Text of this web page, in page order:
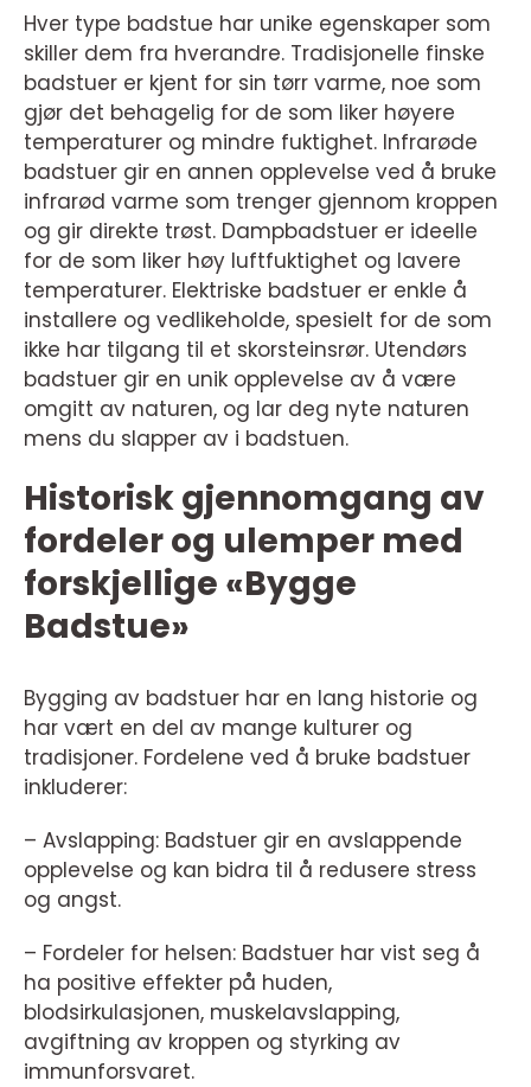
Hver type badstue har unike egenskaper som
skiller dem fra hverandre. Tradisjonelle finske
badstuer er kjent for sin tørr varme, noe som
gjør det behagelig for de som liker høyere
temperaturer og mindre fuktighet. Infrarøde
badstuer gir en annen opplevelse ved å bruke
infrarød varme som trenger gjennom kroppen
og gir direkte trøst. Dampbadstuer er ideelle
for de som liker høy luftfuktighet og lavere
temperaturer. Elektriske badstuer er enkle å
installere og vedlikeholde, spesielt for de som
ikke har tilgang til et skorsteinsrør. Utendørs
badstuer gir en unik opplevelse av å være
omgitt av naturen, og lar deg nyte naturen
mens du slapper av i badstuen.
Historisk gjennomgang av
fordeler og ulemper med
forskjellige «Bygge
Badstue»
Bygging av badstuer har en lang historie og
har vært en del av mange kulturer og
tradisjoner. Fordelene ved å bruke badstuer
inkluderer:
– Avslapping: Badstuer gir en avslappende
opplevelse og kan bidra til å redusere stress
og angst.
– Fordeler for helsen: Badstuer har vist seg å
ha positive effekter på huden,
blodsirkulasjonen, muskelavslapping,
avgiftning av kroppen og styrking av
immunforsvaret.